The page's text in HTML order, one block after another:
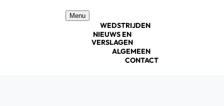
Menu
WEDSTRIJDEN
NIEUWS EN
VERSLAGEN
ALGEMEEN
CONTACT